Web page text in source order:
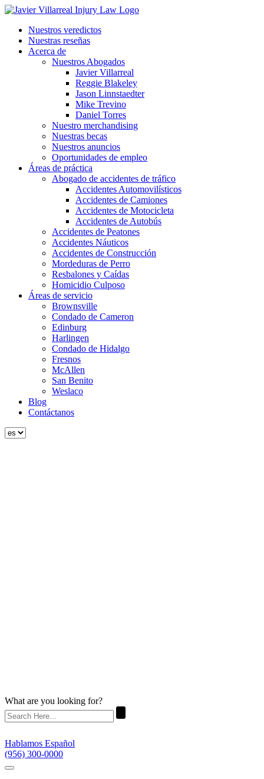
Nuestros veredictos
Nuestras reseñas
Acerca de
Nuestros Abogados
Javier Villarreal
Reggie Blakeley
Jason Linnstaedter
Mike Trevino
Daniel Torres
Nuestro merchandising
Nuestras becas
Nuestros anuncios
Oportunidades de empleo
Áreas de práctica
Abogado de accidentes de tráfico
Accidentes Automovilísticos
Accidentes de Camiones
Accidentes de Motocicleta
Accidentes de Autobús
Accidentes de Peatones
Accidentes Náuticos
Accidentes de Construcción
Mordeduras de Perro
Resbalones y Caídas
Homicidio Culposo
Áreas de servicio
Brownsville
Condado de Cameron
Edinburg
Harlingen
Condado de Hidalgo
Fresnos
McAllen
San Benito
Weslaco
Blog
Contáctanos
What are you looking for?
Hablamos Español
(956) 300-0000